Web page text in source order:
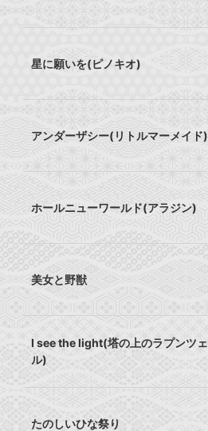
星に願いを(ピノキオ)
アンダーザシー(リトルマーメイド)
ホールニューワールド(アラジン)
美女と野獣
I see the light(塔の上のラプンツェ
ル)
たのしいひな祭り